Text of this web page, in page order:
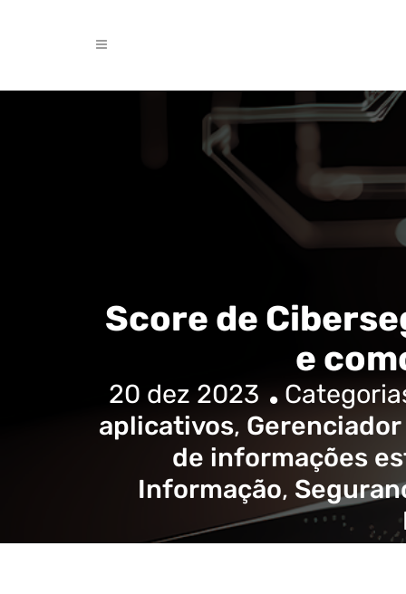
Score de
e
20 dez 2023
aplicativos,
de informações
Informação,